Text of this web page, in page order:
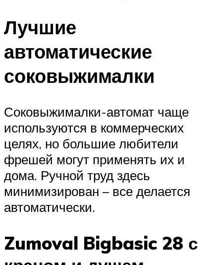
Лучшие
автоматические
соковыжималки
Соковыжималки-автомат чаще
используются в коммерческих
целях, но большие любители
фрешей могут применять их и
дома. Ручной труд здесь
минимизирован – все делается
автоматически.
Zumoval Bigbasic 28 с